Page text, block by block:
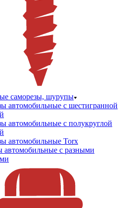
саморезы, шурупы
автомобильные с шестигранной
автомобильные с полукруглой
автомобильные Torx
с разными